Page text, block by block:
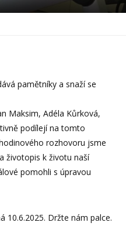
pamětníky a snaží se
Maksim, Adéla Kůrková,
podílejí na tomto
rozhovoru jsme
životopis k životu naší
pomohli s úpravou
10.6.2025. Držte nám palce.